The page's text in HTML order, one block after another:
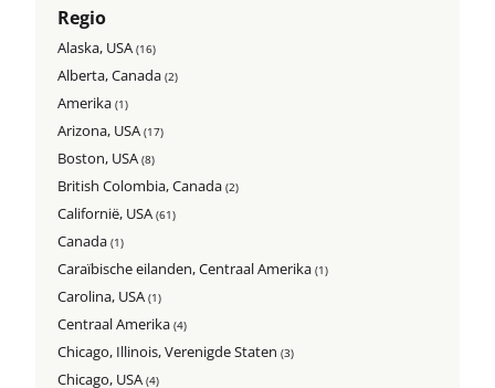
Regio
Alaska, USA(16)
Alberta, Canada(2)
Amerika(1)
Arizona, USA(17)
Boston, USA(8)
British Colombia, Canada(2)
Californië, USA(61)
Canada(1)
Caraïbische eilanden, Centraal Amerika(1)
Carolina, USA(1)
Centraal Amerika(4)
Chicago, Illinois, Verenigde Staten(3)
Chicago, USA(4)